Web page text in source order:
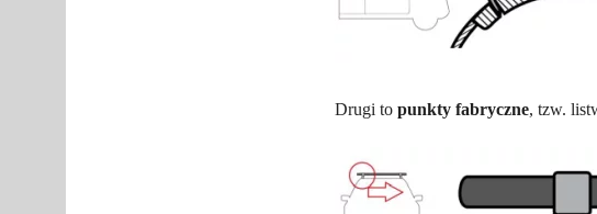
Drugi topunkty fabryczne, tzw.